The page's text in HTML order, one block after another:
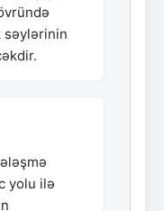
səylərinin
yolu ilə